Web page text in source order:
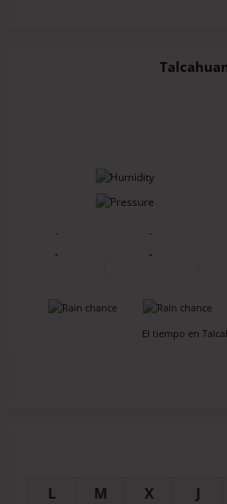
-
-
-
-
-
-
-
-
El tiempo en
L M X J